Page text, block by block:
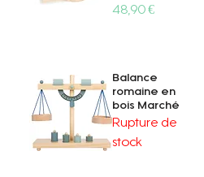
Prix
48,90 €
Balance
romaine en
bois Marché
Rupture de
stock